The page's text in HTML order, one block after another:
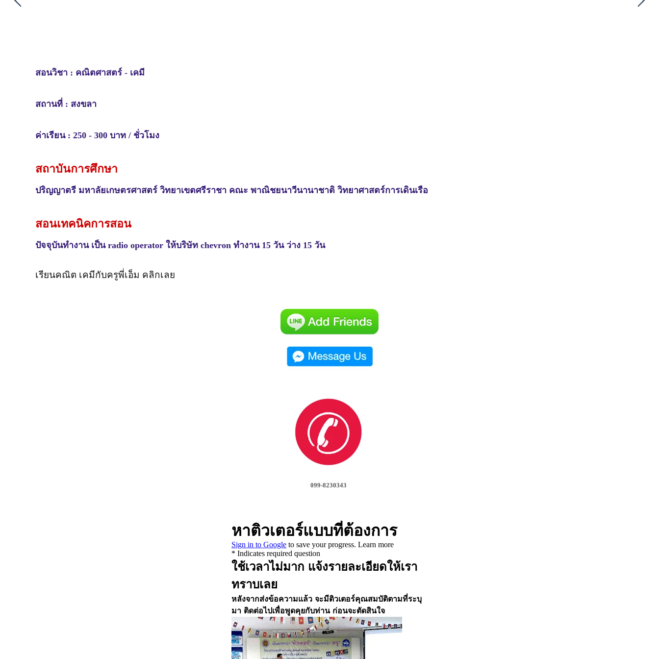
สอนวิชา : คณิตศาสตร์ - เคมี
สถานที่ : สงขลา
ค่าเรียน : 250 - 300 บาท / ชั่วโมง
สถาบันการศึกษา
ปริญญาตรี มหาลัยเกษตรศาสตร์ วิทยาเขตศรีราชา คณะ พาณิชยนาวีนานาชาติ วิทยาศาสตร์การเดินเรือ
สอนเทคนิคการสอน
ปัจจุบันทำงาน เป็น radio operator ให้บริษัท chevron ทำงาน 15 วัน ว่าง 15 วัน
เรียนคณิต เคมีกับครูพี่เอ็ม คลิกเลย
099-8230343